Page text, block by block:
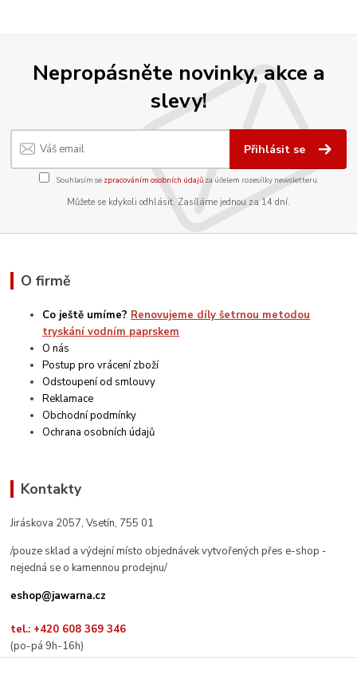
Nepropásněte novinky, akce a
slevy!
Přihlásit se
Souhlasím se zpracováním osobních údajůza účelem rozesílky newsletteru.
Můžete se kdykoli odhlásit. Zasíláme jednou za 14 dní.
O firmě
Co ještě umíme? Renovujeme díly šetrnou metodou
tryskání vodním paprskem
O nás
Postup pro vrácení zboží
Odstoupení od smlouvy
Reklamace
Obchodní podmínky
Ochrana osobních údajů
Kontakty
Jiráskova 2057, Vsetín, 755 01
/pouze sklad a výdejní místo objednávek vytvořených přes e-shop -
nejedná se o kamennou prodejnu/
eshop@jawarna.cz
tel.: +420 608 369 346
(po-pá 9h-16h)